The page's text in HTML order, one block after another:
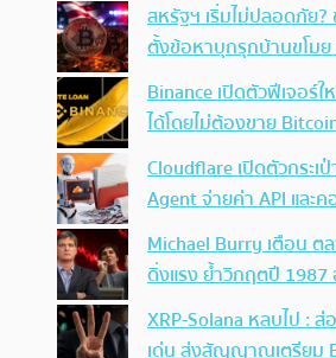
สหรัฐฯ เริ่มไม่ปลอดภัย
ตั้งข้อหาบุกรุกบ้านขโม
Binance เปิดตัวฟีเจอร์
ได้โดยไม่ต้องขาย
Cloudflare เปิดตัวกระเ
Agent จ่ายค่า API และค
Michael Burry เตือน ต
ดิ่งแรง ย้ำวิกฤตปี 1987
XRP-Solana หลบไป :
เด่น ส่งสัญญาณเตรียม